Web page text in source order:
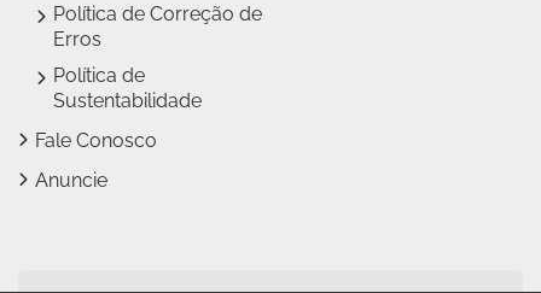
Política de Correção de
Erros
Política de
Sustentabilidade
Fale Conosco
Anuncie